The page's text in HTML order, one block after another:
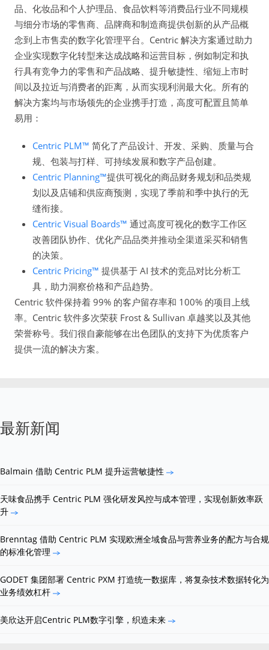
品、化妆品和个人护理品、食品饮料等消费品行业不同规模
与细分市场的零售商、品牌商和制造商提供创新的从产品概
念到上市售卖的数字化管理平台。Centric 解决方案通过助力
企业实现数字化转型来达成战略和运营目标，例如制定和执
行具有竞争力的零售和产品战略、提升敏捷性、缩短上市时
间以及拉近与消费者的距离，从而实现利润最大化。所有的
解决方案均与市场领先的企业携手打造，高度可配置且简单
易用：
Centric PLM™ 简化了产品设计、开发、采购、质量与合
规、包装与打样、可持续发展和数字产品创建。
Centric Planning™提供可视化的商品财务规划和品类规
划以及店铺和供应商预测，实现了季前和季中执行的无
缝衔接。
Centric Visual Boards™ 通过高度可视化的数字工作区
改善团队协作、优化产品品类并推动全渠道采买和销售
的决策。
Centric Pricing™ 提供基于 AI 技术的竞品对比分析工
具，助力洞察价格和产品趋势。
Centric 软件保持着 99% 的客户留存率和 100% 的项目上线
率。Centric 软件多次荣获 Frost & Sullivan 卓越奖以及其他
荣誉称号。我们很自豪能够在出色团队的支持下为优质客户
提供一流的解决方案。
最新新闻
Balmain 借助 Centric PLM 提升运营敏捷性
天味食品携手 Centric PLM 强化研发风控与成本管理，实现创新效率跃
升
Brenntag 借助 Centric PLM 实现欧洲全域食品与营养业务的配方与合规
的标准化管理
GODET 集团部署 Centric PXM 打造统一数据库，将复杂技术数据转化为
业务绩效杠杆
美欣达开启Centric PLM数字引擎，织造未来